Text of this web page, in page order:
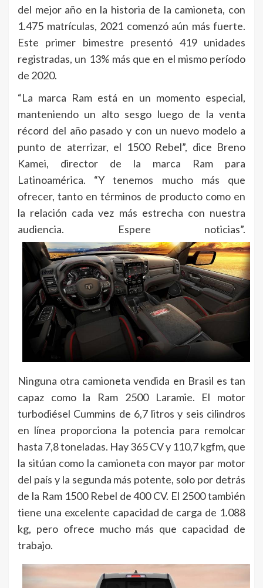
del mejor año en la historia de la camioneta, con
1.475 matrículas, 2021 comenzó aún más fuerte.
Este primer bimestre presentó 419 unidades
registradas, un 13% más que en el mismo período
de 2020.
“La marca Ram está en un momento especial,
manteniendo un alto sesgo luego de la venta
récord del año pasado y con un nuevo modelo a
punto de aterrizar, el 1500 Rebel”, dice Breno
Kamei, director de la marca Ram para
Latinoamérica. “Y tenemos mucho más que
ofrecer, tanto en términos de producto como en
la relación cada vez más estrecha con nuestra
audiencia. Espere noticias”.
Ninguna otra camioneta vendida en Brasil es tan
capaz como la Ram 2500 Laramie. El motor
turbodiésel Cummins de 6,7 litros y seis cilindros
en línea proporciona la potencia para remolcar
hasta 7,8 toneladas. Hay 365 CV y 110,7 kgfm, que
la sitúan como la camioneta con mayor par motor
del país y la segunda más potente, solo por detrás
de la Ram 1500 Rebel de 400 CV. El 2500 también
tiene una excelente capacidad de carga de 1.088
kg, pero ofrece mucho más que capacidad de
trabajo.